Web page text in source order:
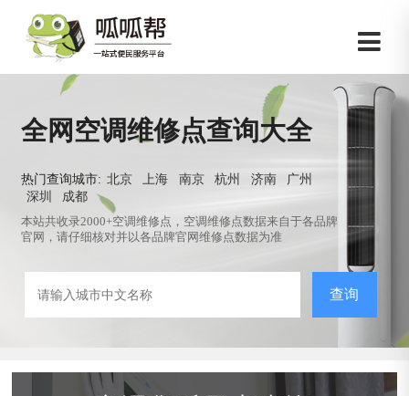
全网空调维修点查询大全
热门查询城市: 北京 上海 南京 杭州 济南
广州
深圳
成都
本站共收录2000+空调维修点，空调维修点数据来自于各品牌
官网，请仔细核对并以各品牌官网维修点数据为准
查询